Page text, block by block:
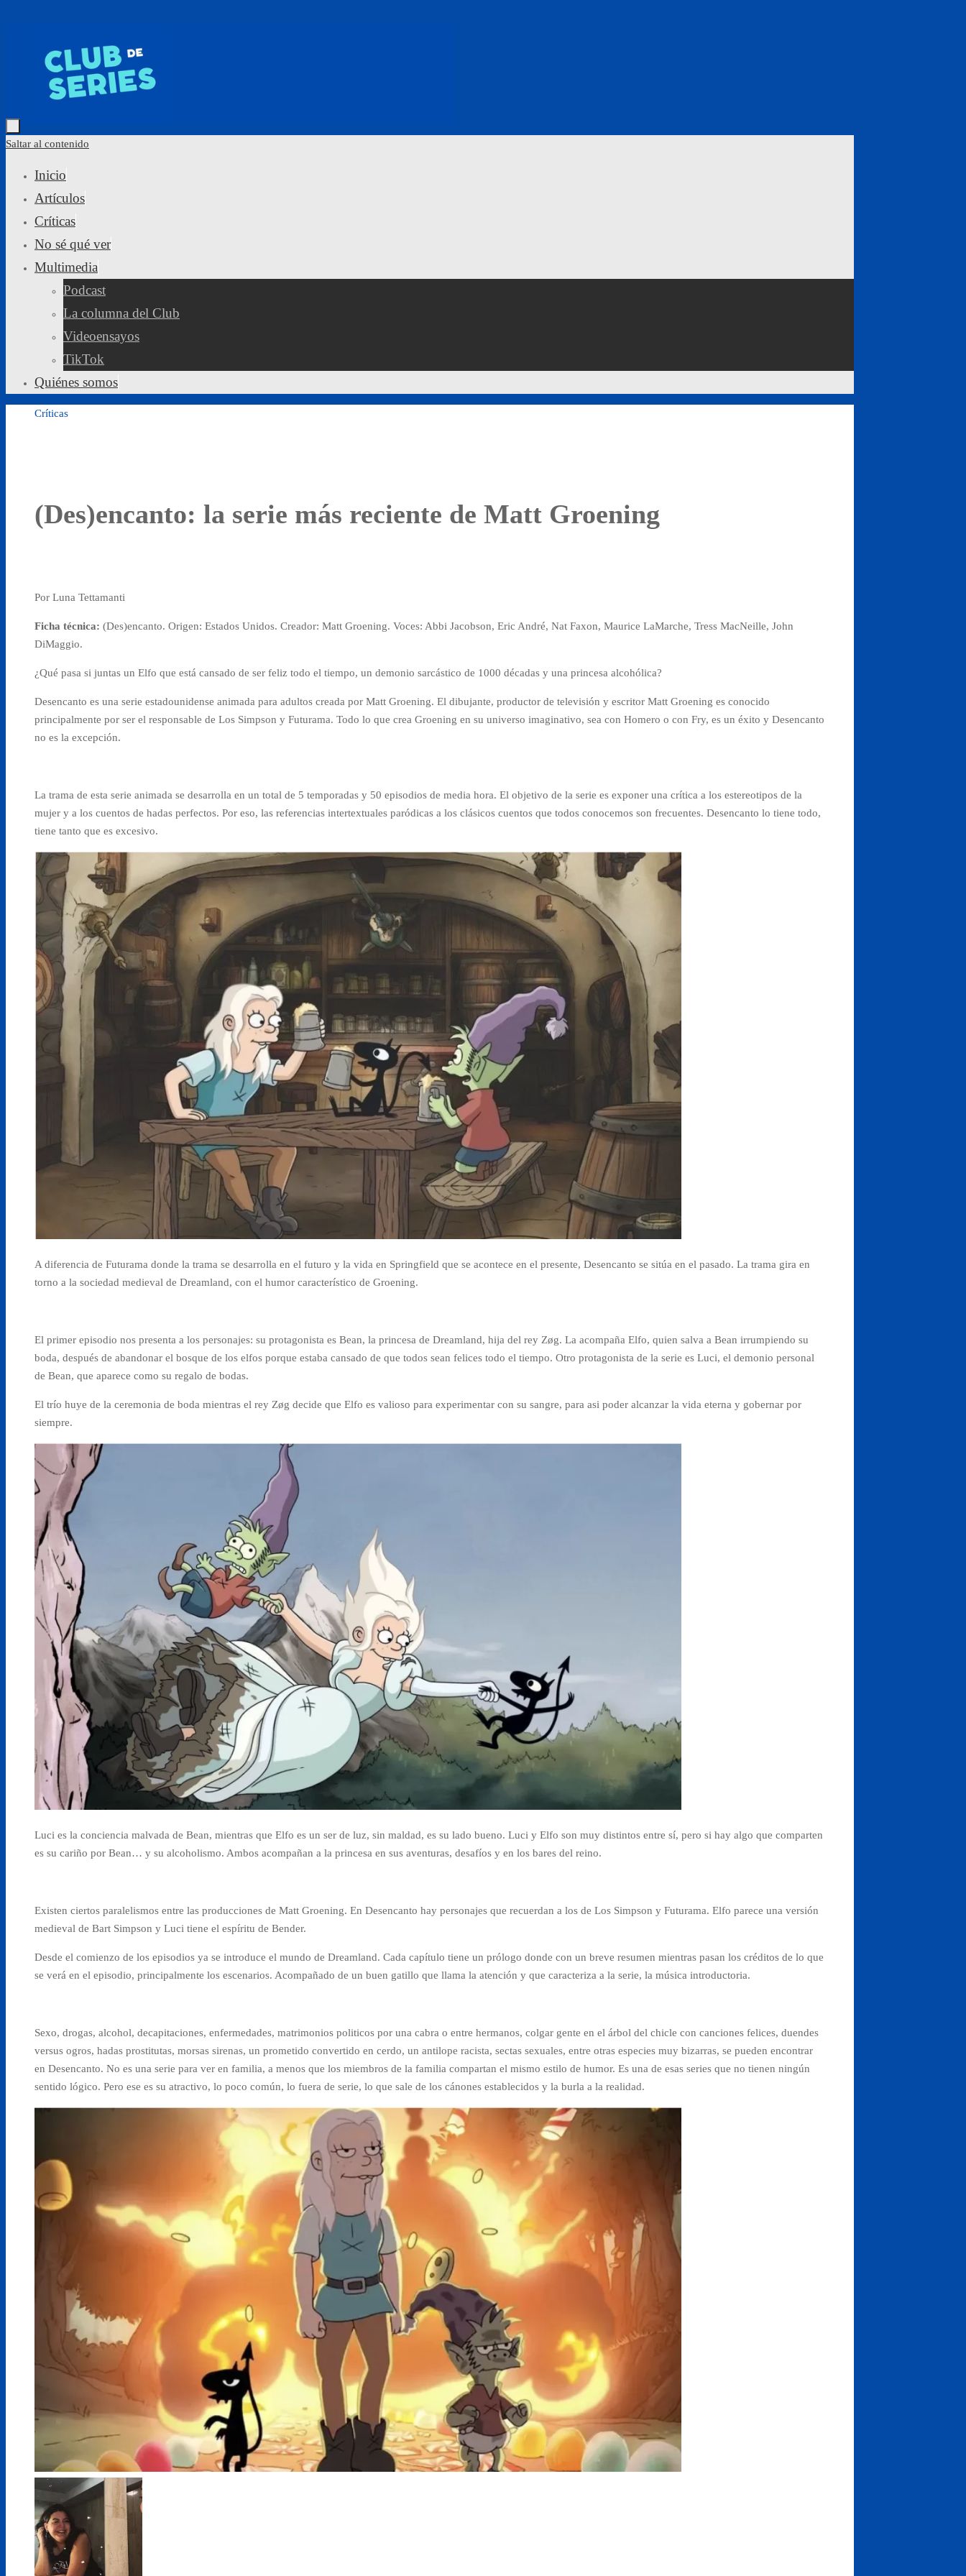
Saltar al contenido
Inicio
Artículos
Críticas
No sé qué ver
Multimedia
Podcast
La columna del Club
Videoensayos
TikTok
Quiénes somos
Críticas
(Des)encanto: la serie más reciente de Matt Groening
Por Luna Tettamanti
Ficha técnica: (Des)encanto. Origen: Estados Unidos. Creador: Matt Groening. Voces: Abbi Jacobson, Eric André, Nat Faxon, Maurice LaMarche, Tress MacNeille, John
DiMaggio.
¿Qué pasa si juntas un Elfo que está cansado de ser feliz todo el tiempo, un demonio sarcástico de 1000 décadas y una princesa alcohólica?
Desencanto es una serie estadounidense animada para adultos creada por Matt Groening. El dibujante, productor de televisión y escritor Matt Groening es conocido
principalmente por ser el responsable de Los Simpson y Futurama. Todo lo que crea Groening en su universo imaginativo, sea con Homero o con Fry, es un éxito y Desencanto
no es la excepción.
La trama de esta serie animada se desarrolla en un total de 5 temporadas y 50 episodios de media hora. El objetivo de la serie es exponer una crítica a los estereotipos de la
mujer y a los cuentos de hadas perfectos. Por eso, las referencias intertextuales paródicas a los clásicos cuentos que todos conocemos son frecuentes. Desencanto lo tiene todo,
tiene tanto que es excesivo.
A diferencia de Futurama donde la trama se desarrolla en el futuro y la vida en Springfield que se acontece en el presente, Desencanto se sitúa en el pasado. La trama gira en
torno a la sociedad medieval de Dreamland, con el humor característico de Groening.
El primer episodio nos presenta a los personajes: su protagonista es Bean, la princesa de Dreamland, hija del rey Zøg. La acompaña Elfo, quien salva a Bean irrumpiendo su
boda, después de abandonar el bosque de los elfos porque estaba cansado de que todos sean felices todo el tiempo. Otro protagonista de la serie es Luci, el demonio personal
de Bean, que aparece como su regalo de bodas.
El trío huye de la ceremonia de boda mientras el rey Zøg decide que Elfo es valioso para experimentar con su sangre, para asi poder alcanzar la vida eterna y gobernar por
siempre.
Luci es la conciencia malvada de Bean, mientras que Elfo es un ser de luz, sin maldad, es su lado bueno. Luci y Elfo son muy distintos entre sí, pero si hay algo que comparten
es su cariño por Bean… y su alcoholismo. Ambos acompañan a la princesa en sus aventuras, desafíos y en los bares del reino.
Existen ciertos paralelismos entre las producciones de Matt Groening. En Desencanto hay personajes que recuerdan a los de Los Simpson y Futurama. Elfo parece una versión
medieval de Bart Simpson y Luci tiene el espíritu de Bender.
Desde el comienzo de los episodios ya se introduce el mundo de Dreamland. Cada capítulo tiene un prólogo donde con un breve resumen mientras pasan los créditos de lo que
se verá en el episodio, principalmente los escenarios. Acompañado de un buen gatillo que llama la atención y que caracteriza a la serie, la música introductoria.
Sexo, drogas, alcohol, decapitaciones, enfermedades, matrimonios politicos por una cabra o entre hermanos, colgar gente en el árbol del chicle con canciones felices, duendes
versus ogros, hadas prostitutas, morsas sirenas, un prometido convertido en cerdo, un antilope racista, sectas sexuales, entre otras especies muy bizarras, se pueden encontrar
en Desencanto. No es una serie para ver en familia, a menos que los miembros de la familia compartan el mismo estilo de humor. Es una de esas series que no tienen ningún
sentido lógico. Pero ese es su atractivo, lo poco común, lo fuera de serie, lo que sale de los cánones establecidos y la burla a la realidad.